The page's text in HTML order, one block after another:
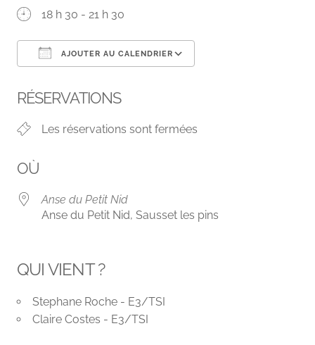
18 h 30 - 21 h 30
AJOUTER AU CALENDRIER
RÉSERVATIONS
Les réservations sont fermées
OÙ
Anse du Petit Nid
Anse du Petit Nid, Sausset les pins
QUI VIENT ?
Stephane Roche - E3/TSI
Claire Costes - E3/TSI